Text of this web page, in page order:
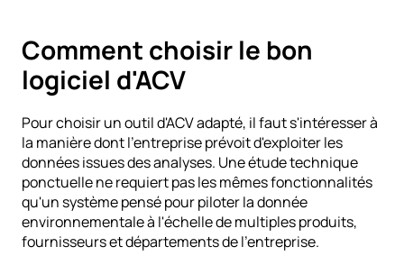
Comment choisir le bon
logiciel d'ACV
Pour choisir un outil d'ACV adapté, il faut s'intéresser à
la manière dont l'entreprise prévoit d'exploiter les
données issues des analyses. Une étude technique
ponctuelle ne requiert pas les mêmes fonctionnalités
qu'un système pensé pour piloter la donnée
environnementale à l'échelle de multiples produits,
fournisseurs et départements de l'entreprise.